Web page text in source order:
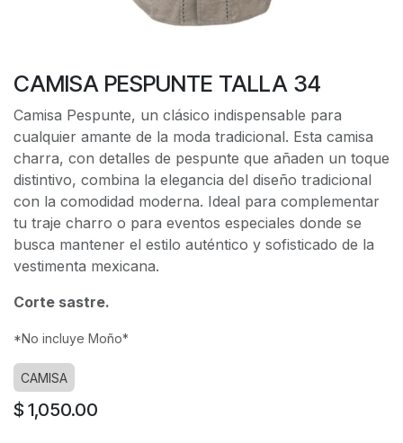
CAMISA PESPUNTE TALLA 34
Camisa Pespunte, un clásico indispensable para
cualquier amante de la moda tradicional. Esta camisa
charra, con detalles de pespunte que añaden un toque
distintivo, combina la elegancia del diseño tradicional
con la comodidad moderna. Ideal para complementar
tu traje charro o para eventos especiales donde se
busca mantener el estilo auténtico y sofisticado de la
vestimenta mexicana.
Corte sastre.
*No incluye Moño*
CAMISA
$ 1,050.00